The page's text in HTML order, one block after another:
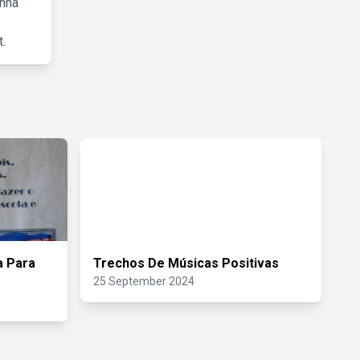
Para
Trechos De Músicas Positivas
25 September 2024